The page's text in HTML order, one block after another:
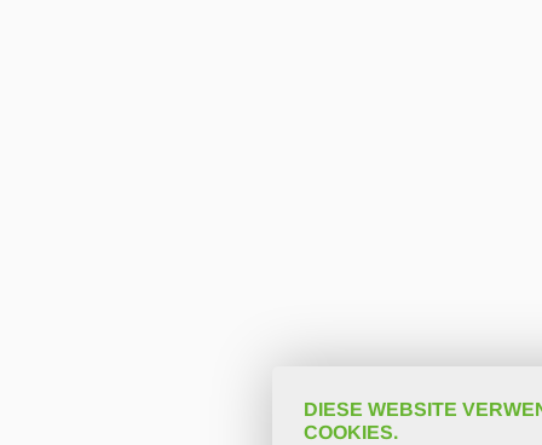
DIESE WEBSITE
COOKIES.